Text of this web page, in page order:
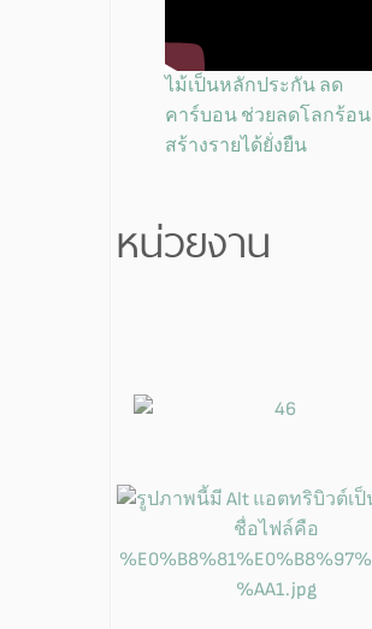
ไม้เป็นหลักประกัน ลด
คาร์บอน ช่วยลดโลกร้อน
สร้างรายได้ยั่งยืน
หน่วยงาน